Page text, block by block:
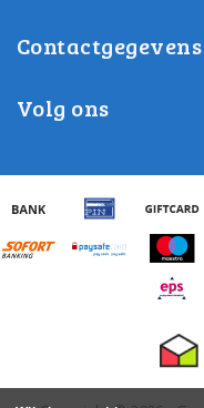
Contactgegevens
Volg ons